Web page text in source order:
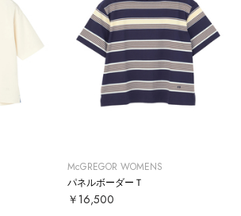
McGREGOR WOMENS
パネルボーダーＴ
￥16,500